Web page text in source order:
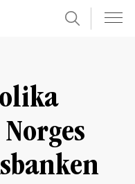
Sök